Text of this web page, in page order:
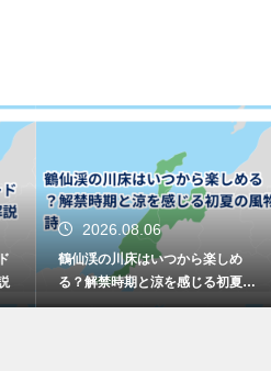
2026.08.06
鶴仙渓の川床はいつから楽しめ
る？解禁時期と涼を感じる初夏の
風物詩